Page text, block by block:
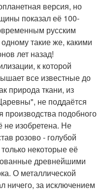
версия, но
показал её 100-
русским
такие же, какими
лет назад!
к которой
все известные до
природа ткани, из
не поддаётся
производства подобного
не изобретена. Не
розово - голубой
некоторые её
древнейшими
О металлической
ничего, за исключением